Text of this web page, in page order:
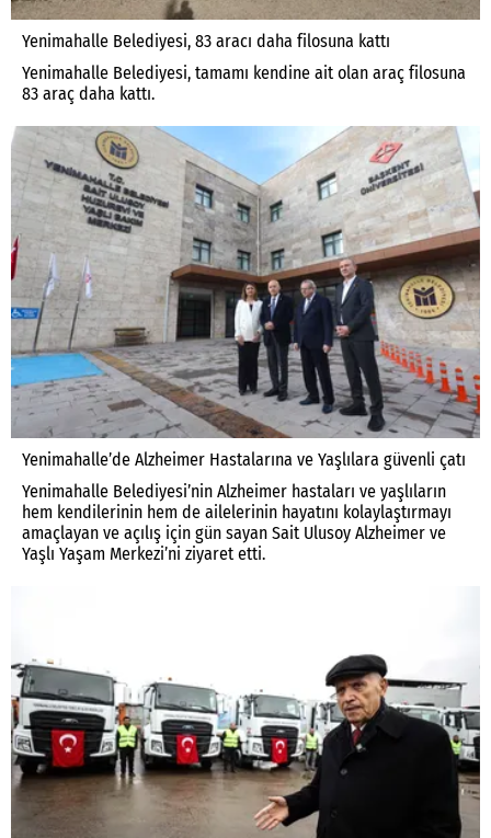
Yenimahalle Belediyesi, 83 aracı daha filosuna kattı
Yenimahalle Belediyesi, tamamı kendine ait olan araç filosuna
83 araç daha kattı.
Yenimahalle’de Alzheimer Hastalarına ve Yaşlılara güvenli çatı
Yenimahalle Belediyesi’nin Alzheimer hastaları ve yaşlıların
hem kendilerinin hem de ailelerinin hayatını kolaylaştırmayı
amaçlayan ve açılış için gün sayan Sait Ulusoy Alzheimer ve
Yaşlı Yaşam Merkezi’ni ziyaret etti.